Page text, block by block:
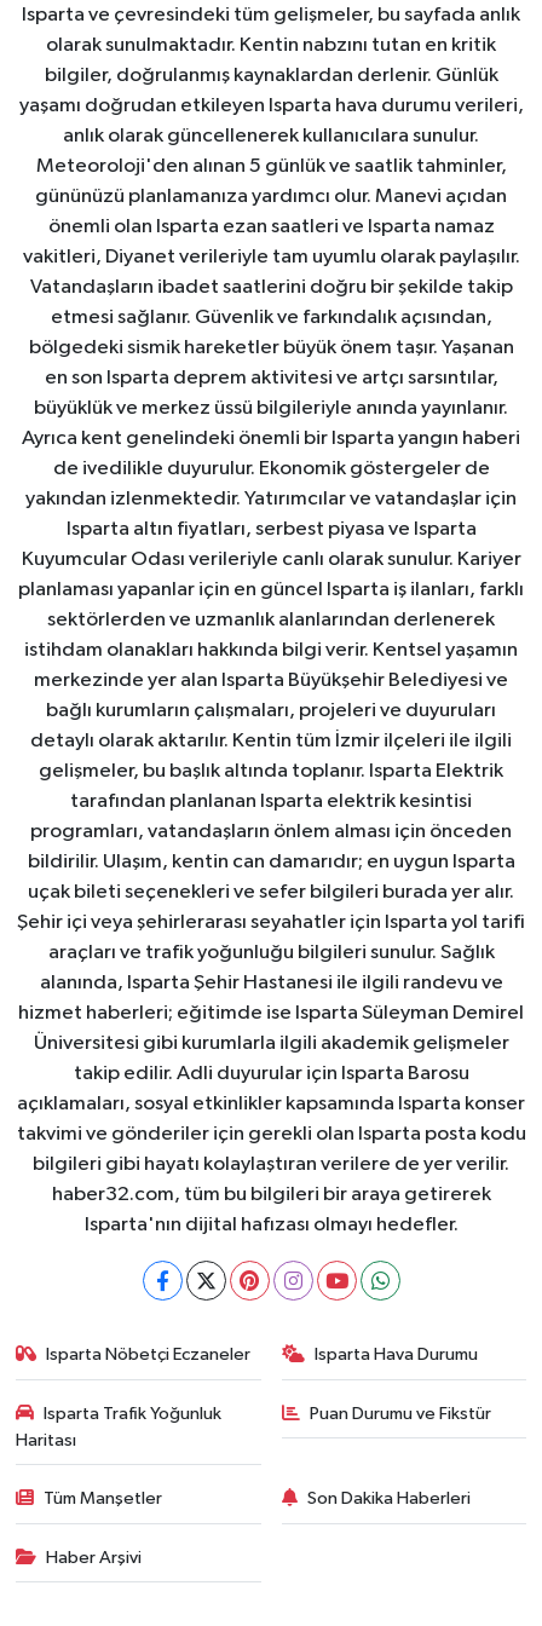
Isparta ve çevresindeki tüm gelişmeler, bu sayfada anlık
olarak sunulmaktadır. Kentin nabzını tutan en kritik
bilgiler, doğrulanmış kaynaklardan derlenir. Günlük
yaşamı doğrudan etkileyen Isparta hava durumu verileri,
anlık olarak güncellenerek kullanıcılara sunulur.
Meteoroloji'den alınan 5 günlük ve saatlik tahminler,
gününüzü planlamanıza yardımcı olur. Manevi açıdan
önemli olan Isparta ezan saatleri ve Isparta namaz
vakitleri, Diyanet verileriyle tam uyumlu olarak paylaşılır.
Vatandaşların ibadet saatlerini doğru bir şekilde takip
etmesi sağlanır. Güvenlik ve farkındalık açısından,
bölgedeki sismik hareketler büyük önem taşır. Yaşanan
en son Isparta deprem aktivitesi ve artçı sarsıntılar,
büyüklük ve merkez üssü bilgileriyle anında yayınlanır.
Ayrıca kent genelindeki önemli bir Isparta yangın haberi
de ivedilikle duyurulur. Ekonomik göstergeler de
yakından izlenmektedir. Yatırımcılar ve vatandaşlar için
Isparta altın fiyatları, serbest piyasa ve Isparta
Kuyumcular Odası verileriyle canlı olarak sunulur. Kariyer
planlaması yapanlar için en güncel Isparta iş ilanları, farklı
sektörlerden ve uzmanlık alanlarından derlenerek
istihdam olanakları hakkında bilgi verir. Kentsel yaşamın
merkezinde yer alan Isparta Büyükşehir Belediyesi ve
bağlı kurumların çalışmaları, projeleri ve duyuruları
detaylı olarak aktarılır. Kentin tüm İzmir ilçeleri ile ilgili
gelişmeler, bu başlık altında toplanır. Isparta Elektrik
tarafından planlanan Isparta elektrik kesintisi
programları, vatandaşların önlem alması için önceden
bildirilir. Ulaşım, kentin can damarıdır; en uygun Isparta
uçak bileti seçenekleri ve sefer bilgileri burada yer alır.
Şehir içi veya şehirlerarası seyahatler için Isparta yol tarifi
araçları ve trafik yoğunluğu bilgileri sunulur. Sağlık
alanında, Isparta Şehir Hastanesi ile ilgili randevu ve
hizmet haberleri; eğitimde ise Isparta Süleyman Demirel
Üniversitesi gibi kurumlarla ilgili akademik gelişmeler
takip edilir. Adli duyurular için Isparta Barosu
açıklamaları, sosyal etkinlikler kapsamında Isparta konser
takvimi ve gönderiler için gerekli olan Isparta posta kodu
bilgileri gibi hayatı kolaylaştıran verilere de yer verilir.
haber32.com, tüm bu bilgileri bir araya getirerek
Isparta'nın dijital hafızası olmayı hedefler.
Isparta Nöbetçi Eczaneler Isparta Hava Durumu
Isparta Trafik Yoğunluk
Haritası
Puan Durumu ve Fikstür
Tüm Manşetler Son Dakika Haberleri
Haber Arşivi